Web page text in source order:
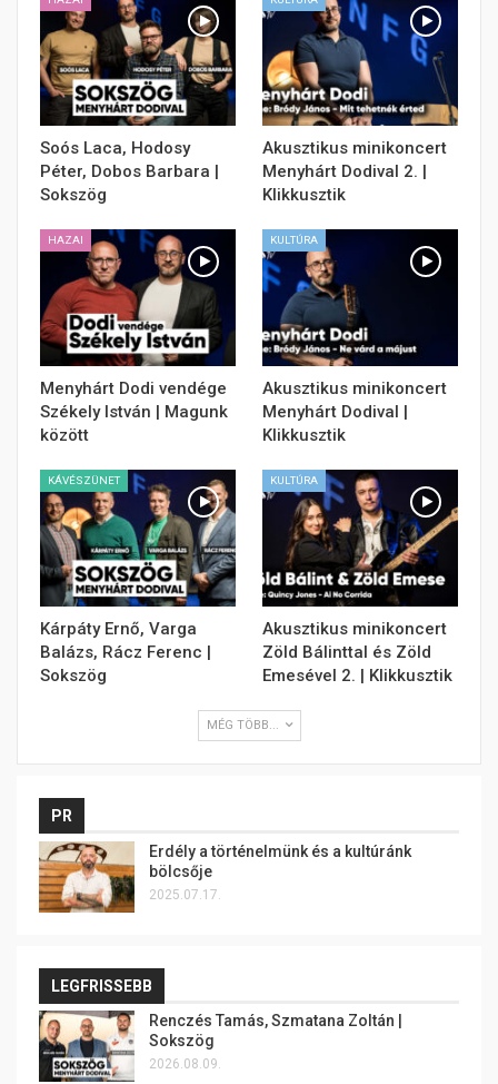
Soós Laca, Hodosy
Péter, Dobos Barbara |
Sokszög
Akusztikus minikoncert
Menyhárt Dodival 2. |
Klikkusztik
HAZAI
Menyhárt Dodi vendége
Székely István | Magunk
között
KULTÚRA
Akusztikus minikoncert
Menyhárt Dodival |
Klikkusztik
KÁVÉSZÜNET
Kárpáty Ernő, Varga
Balázs, Rácz Ferenc |
Sokszög
KULTÚRA
Akusztikus minikoncert
Zöld Bálinttal és Zöld
Emesével 2. | Klikkusztik
MÉG TÖBB...
PR
Erdély a történelmünk és a kultúránk
bölcsője
2025.07.17.
LEGFRISSEBB
Renczés Tamás, Szmatana Zoltán |
Sokszög
2026.08.09.